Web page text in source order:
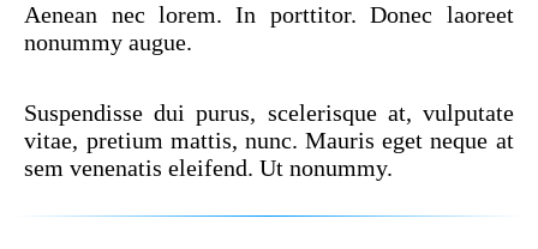
Aenean nec lorem. In porttitor. Donec laoreet
nonummy augue.
Suspendisse dui purus, scelerisque at, vulputate
vitae, pretium mattis, nunc. Mauris eget neque at
sem venenatis eleifend. Ut nonummy.